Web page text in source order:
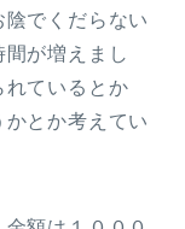
でくだらない
が増えまし
れているとか
とか考えてい